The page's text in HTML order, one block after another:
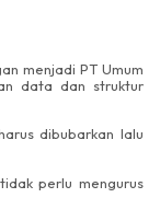
menjadi PT Umum
data dan struktur
dibubarkan lalu
perlu mengurus